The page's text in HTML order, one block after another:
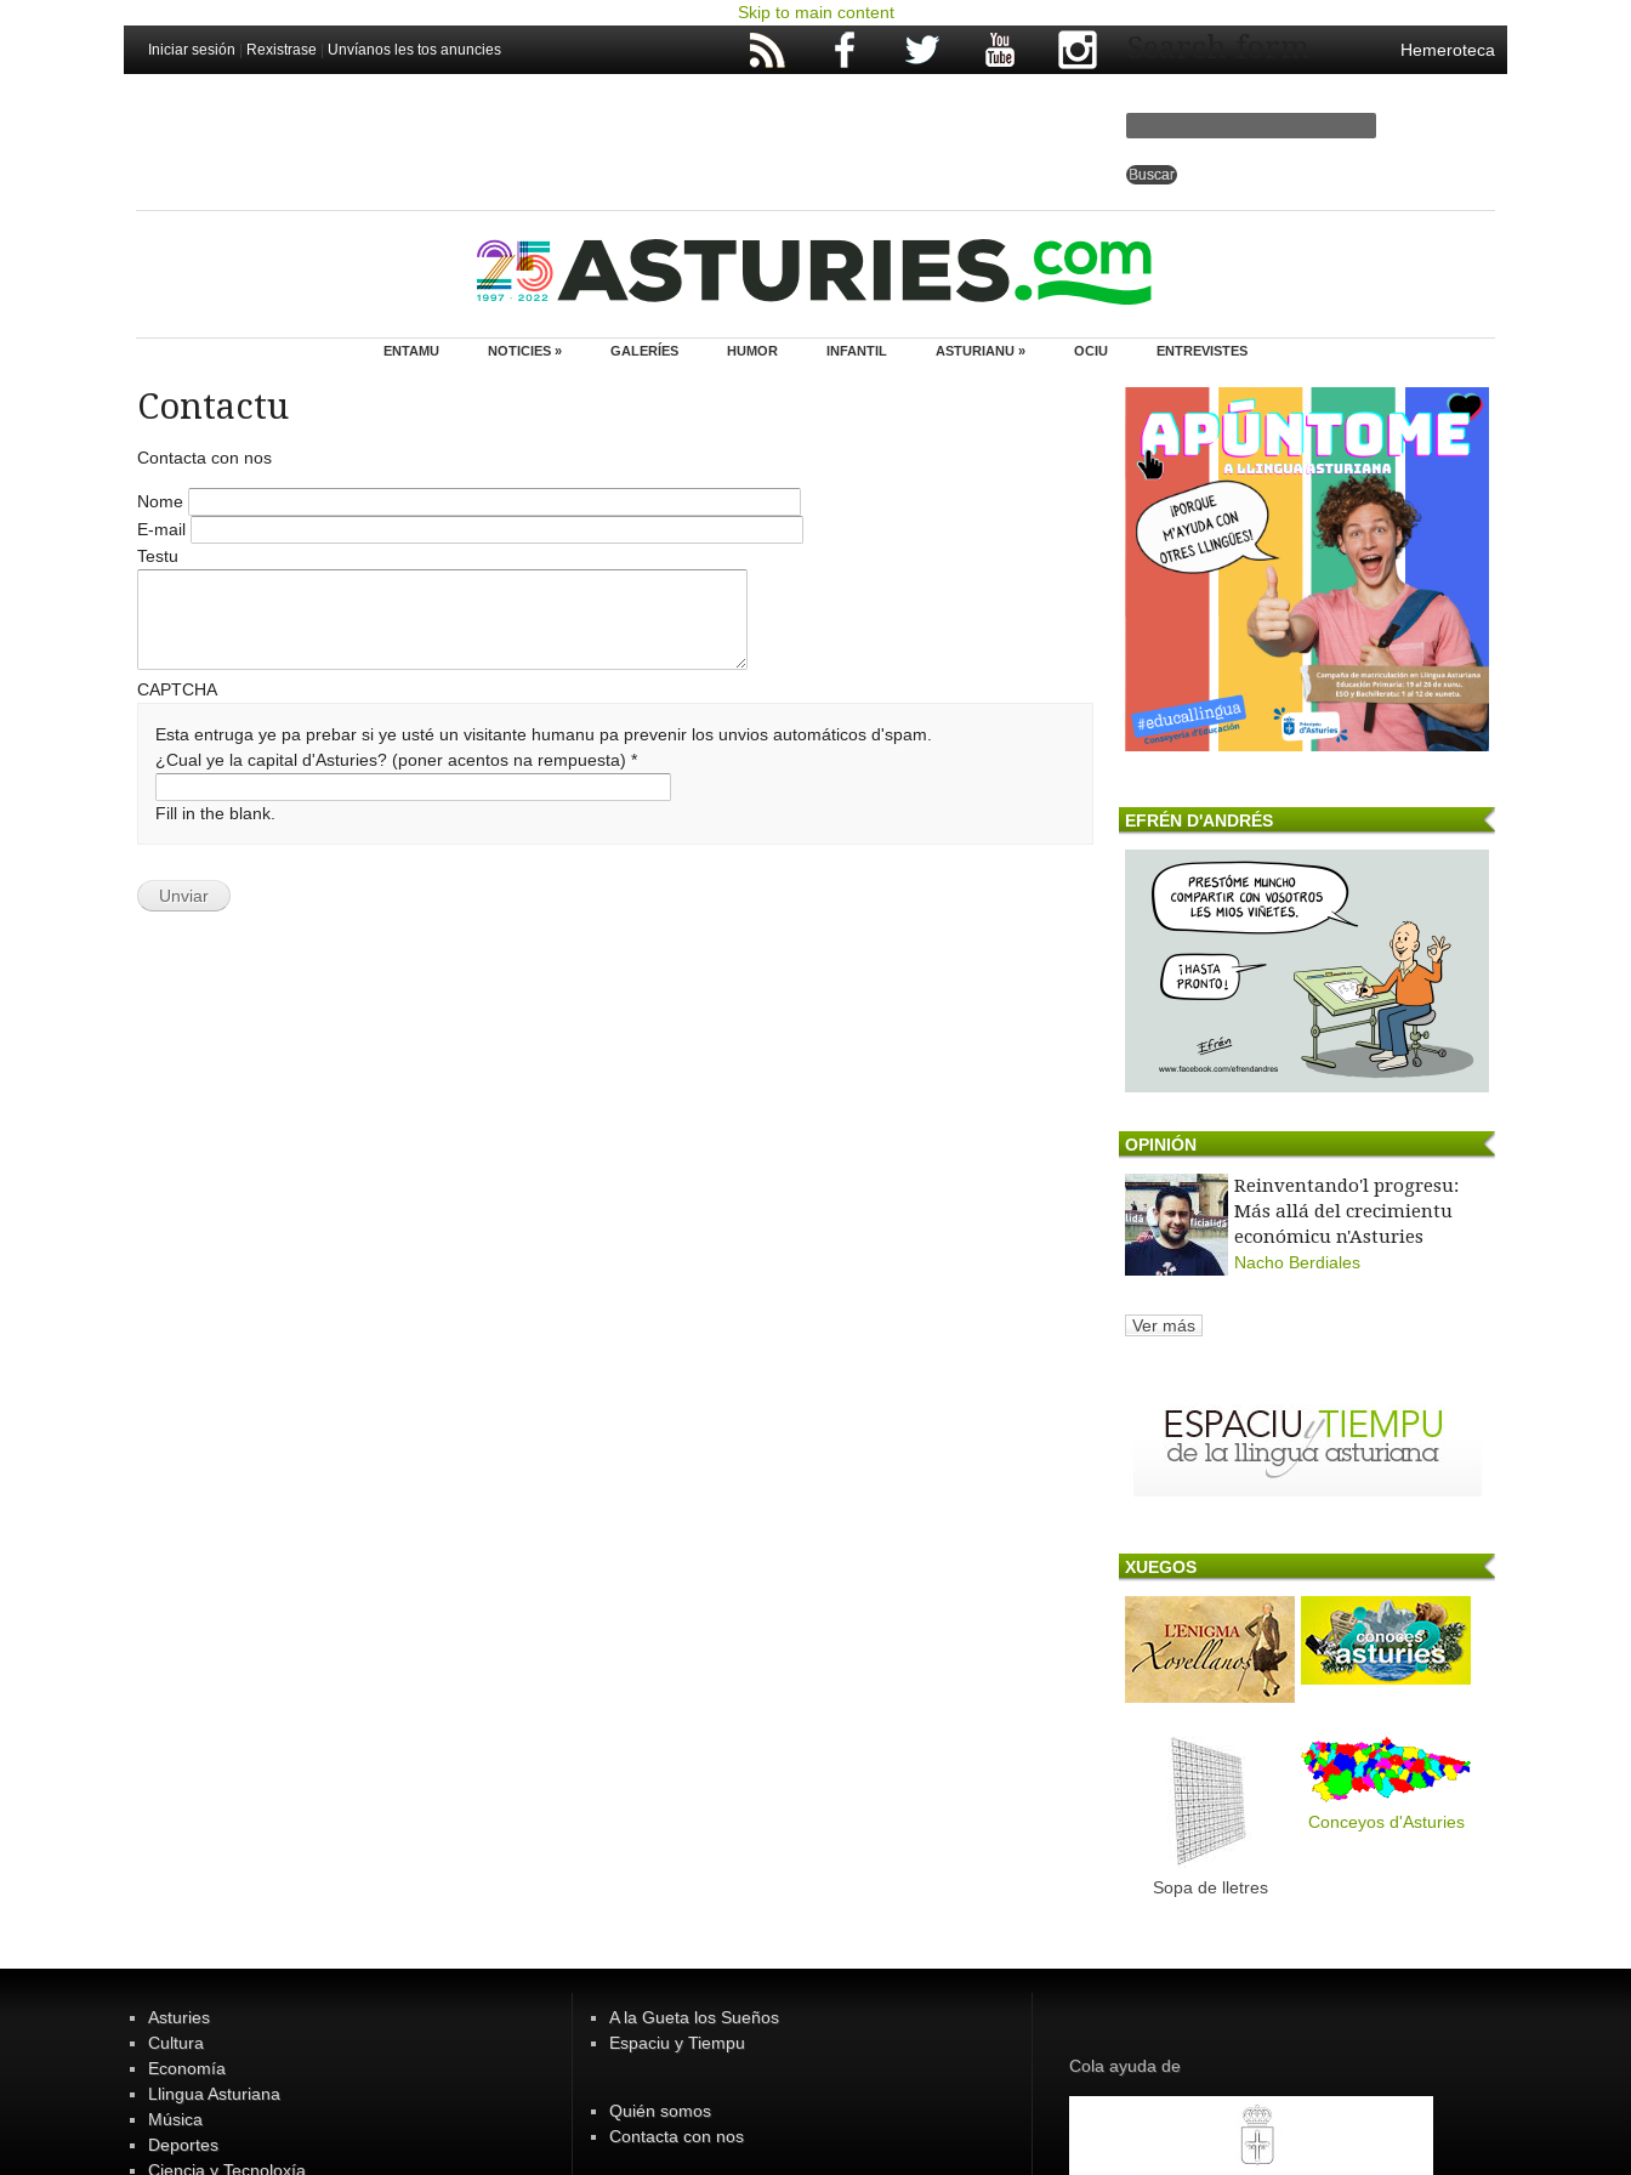
Skip to main content
Iniciar sesión Rexistrase Unvíanos les tos anuncies Hemeroteca
Search form
ENTAMU NOTICIES » GALERÍES HUMOR INFANTIL ASTURIANU » OCIU ENTREVISTES
Contactu
Contacta con nos
Nome
E-mail
Testu
CAPTCHA
Esta entruga ye pa prebar si ye usté un visitante humanu pa prevenir los unvios automáticos d'spam.
¿Cual ye la capital d'Asturies? (poner acentos na rempuesta)*
Fill in the blank. EFRÉN D'ANDRÉS
OPINIÓN
Reinventando'l progresu:
Más allá del crecimientu
económicu n'Asturies
Nacho Berdiales
Ver más
XUEGOS
Sopa de lletres
Conceyos d'Asturies
Asturies
Cultura
Economía
Llingua Asturiana
Música
Deportes
Ciencia y Tecnoloxía
A la Gueta los Sueños
Espaciu y Tiempu
Quién somos
Contacta con nos
Cola ayuda de